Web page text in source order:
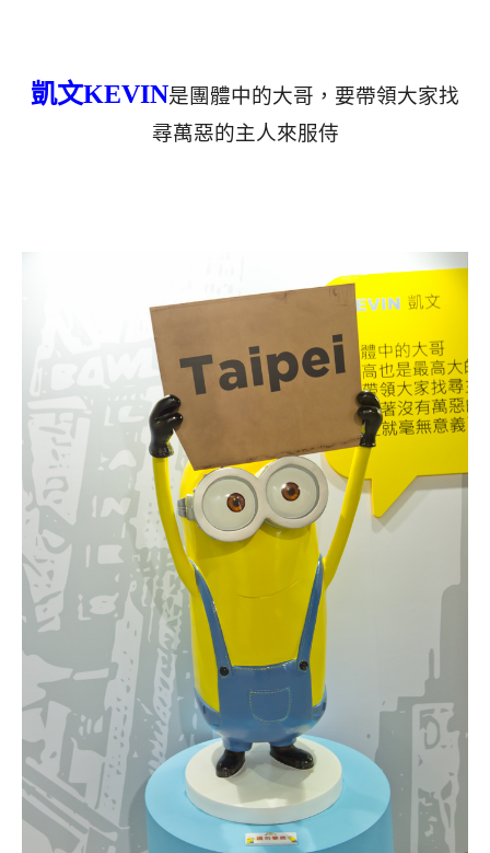
凱文KEVIN是團體中的大哥，要帶領大家找
尋萬惡的主人來服侍